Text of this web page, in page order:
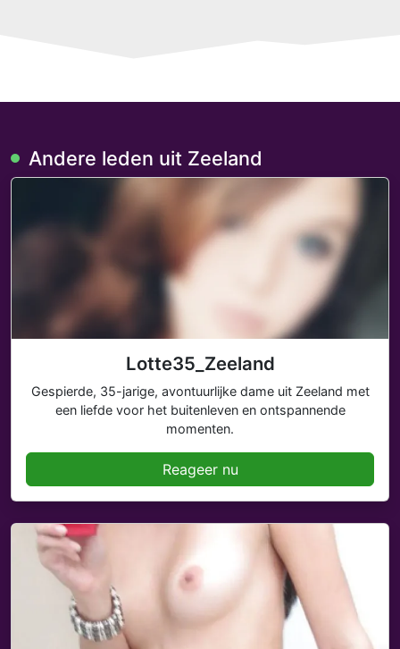
Andere leden uit Zeeland
Lotte35_Zeeland
Gespierde, 35-jarige, avontuurlijke dame uit Zeeland met
een liefde voor het buitenleven en ontspannende
momenten.
Reageer nu